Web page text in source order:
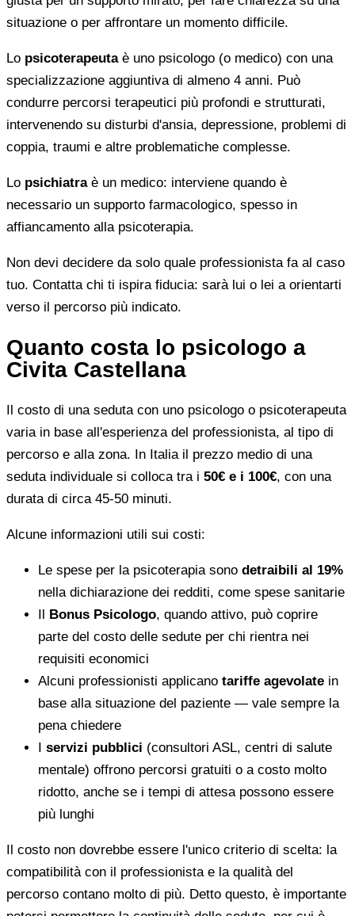
situazione o per affrontare un momento difficile.
Lo psicoterapeutaè uno psicologo (o medico) con una
specializzazione aggiuntiva di almeno 4 anni. Può
condurre percorsi terapeutici più profondi e strutturati,
intervenendo su disturbi d'ansia, depressione, problemi di
coppia, traumi e altre problematiche complesse.
Lo psichiatraè un medico: interviene quando è
necessario un supporto farmacologico, spesso in
affiancamento alla psicoterapia.
Non devi decidere da solo quale professionista fa al caso
tuo. Contatta chi ti ispira fiducia: sarà lui o lei a orientarti
verso il percorso più indicato.
Quanto costa lo psicologo a
Civita Castellana
Il costo di una seduta con uno psicologo o psicoterapeuta
varia in base all'esperienza del professionista, al tipo di
percorso e alla zona. In Italia il prezzo medio di una
seduta individuale si colloca tra i 50€ e i 100€, con una
durata di circa 45-50 minuti.
Alcune informazioni utili sui costi:
Le spese per la psicoterapia sono detraibili al 19%
nella dichiarazione dei redditi, come spese sanitarie
Il Bonus Psicologo, quando attivo, può coprire
parte del costo delle sedute per chi rientra nei
requisiti economici
Alcuni professionisti applicano tariffe agevolate in
base alla situazione del paziente — vale sempre la
pena chiedere
I servizi pubblici (consultori ASL, centri di salute
mentale) offrono percorsi gratuiti o a costo molto
ridotto, anche se i tempi di attesa possono essere
più lunghi
Il costo non dovrebbe essere l'unico criterio di scelta: la
compatibilità con il professionista e la qualità del
percorso contano molto di più. Detto questo, è importante